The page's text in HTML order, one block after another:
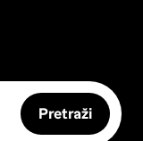
Pretraži